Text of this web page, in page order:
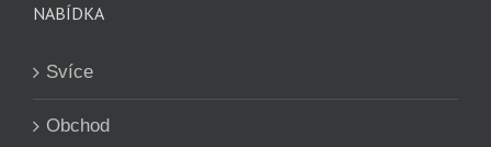
NABÍDKA
Svíce
Obchod